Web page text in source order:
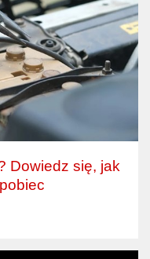
Dowiedz się, jak